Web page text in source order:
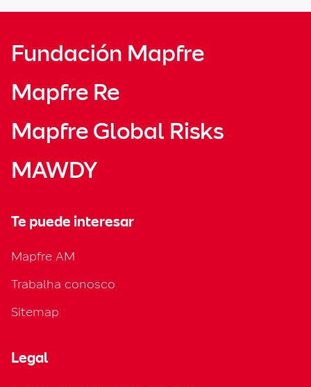
Fundación Mapfre
Mapfre Re
Mapfre Global Risks
MAWDY
Te puede interesar
Mapfre AM
Trabalha conosco
Sitemap
Legal